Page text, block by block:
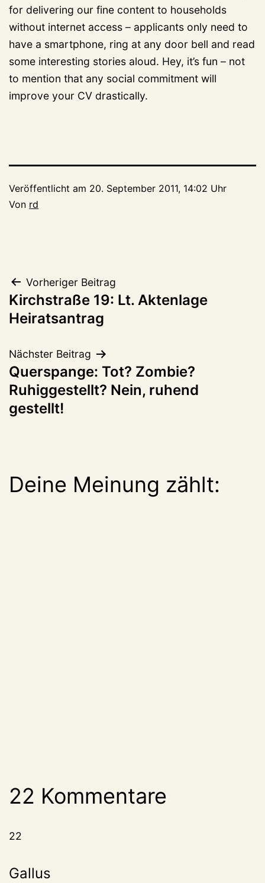
for delivering our fine content to households
without internet access – applicants only need to
have a smartphone, ring at any door bell and read
some interesting stories aloud. Hey, it’s fun – not
to mention that any social commitment will
improve your CV drastically.
Veröffentlicht am 20. September 2011, 14:02 Uhr
Von rd
Beitragsnavigation
Vorheriger Beitrag
Kirchstraße 19: Lt. Aktenlage
Heiratsantrag
Nächster Beitrag
Querspange: Tot? Zombie?
Ruhiggestellt? Nein, ruhend
gestellt!
Deine Meinung zählt:
22 Kommentare
22
Gallus